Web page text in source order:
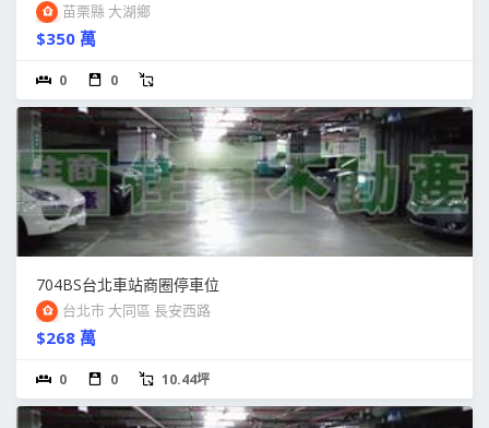
苗栗縣 大湖鄉
$350 萬
0 0
704BS台北車站商圈停車位
台北市 大同區 長安西路
$268 萬
0 0 10.44坪